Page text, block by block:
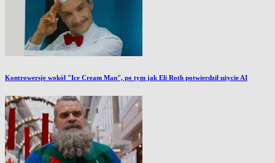
Kontrowersje wokół "Ice Cream Man", po tym jak Eli Roth potwierdził użycie AI